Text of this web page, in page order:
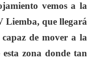
vemos a la
Liemba, que llegará
de mover a la
zona donde tan